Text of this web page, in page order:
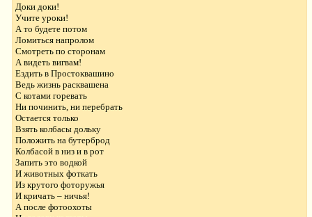
Доки доки!
Учите уроки!
А то будете потом
Ломиться напролом
Смотреть по сторонам
А видеть вигвам!
Ездить в Простоквашино
Ведь жизнь расквашена
С котами горевать
Ни починить, ни перебрать
Остается только
Взять колбасы дольку
Положить на бутерброд
Колбасой в низ и в рот
Запить это водкой
И животных фоткать
Из крутого фоторужья
И кричать – ничья!
А после фотоохоты